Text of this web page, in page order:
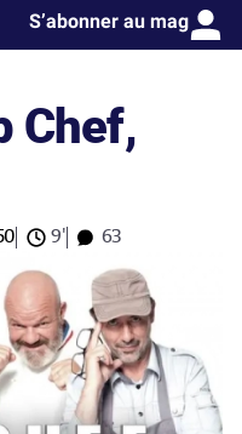
S’abonner au mag
Chef,
9' 63